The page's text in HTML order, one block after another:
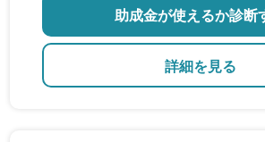
詳細を見る
助成金が使えるか診断